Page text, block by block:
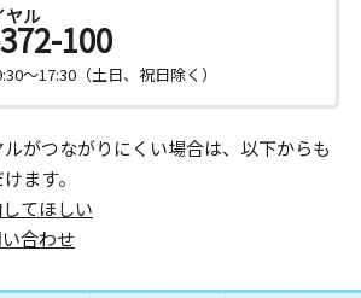
ヤル
100
～17:30（土日、祝日除く）
がつながりにくい場合は、以下からも
ます。
てほしい
合わせ